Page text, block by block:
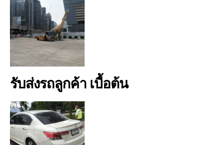
รับส่งรถลูกค้า เบื้อต้น